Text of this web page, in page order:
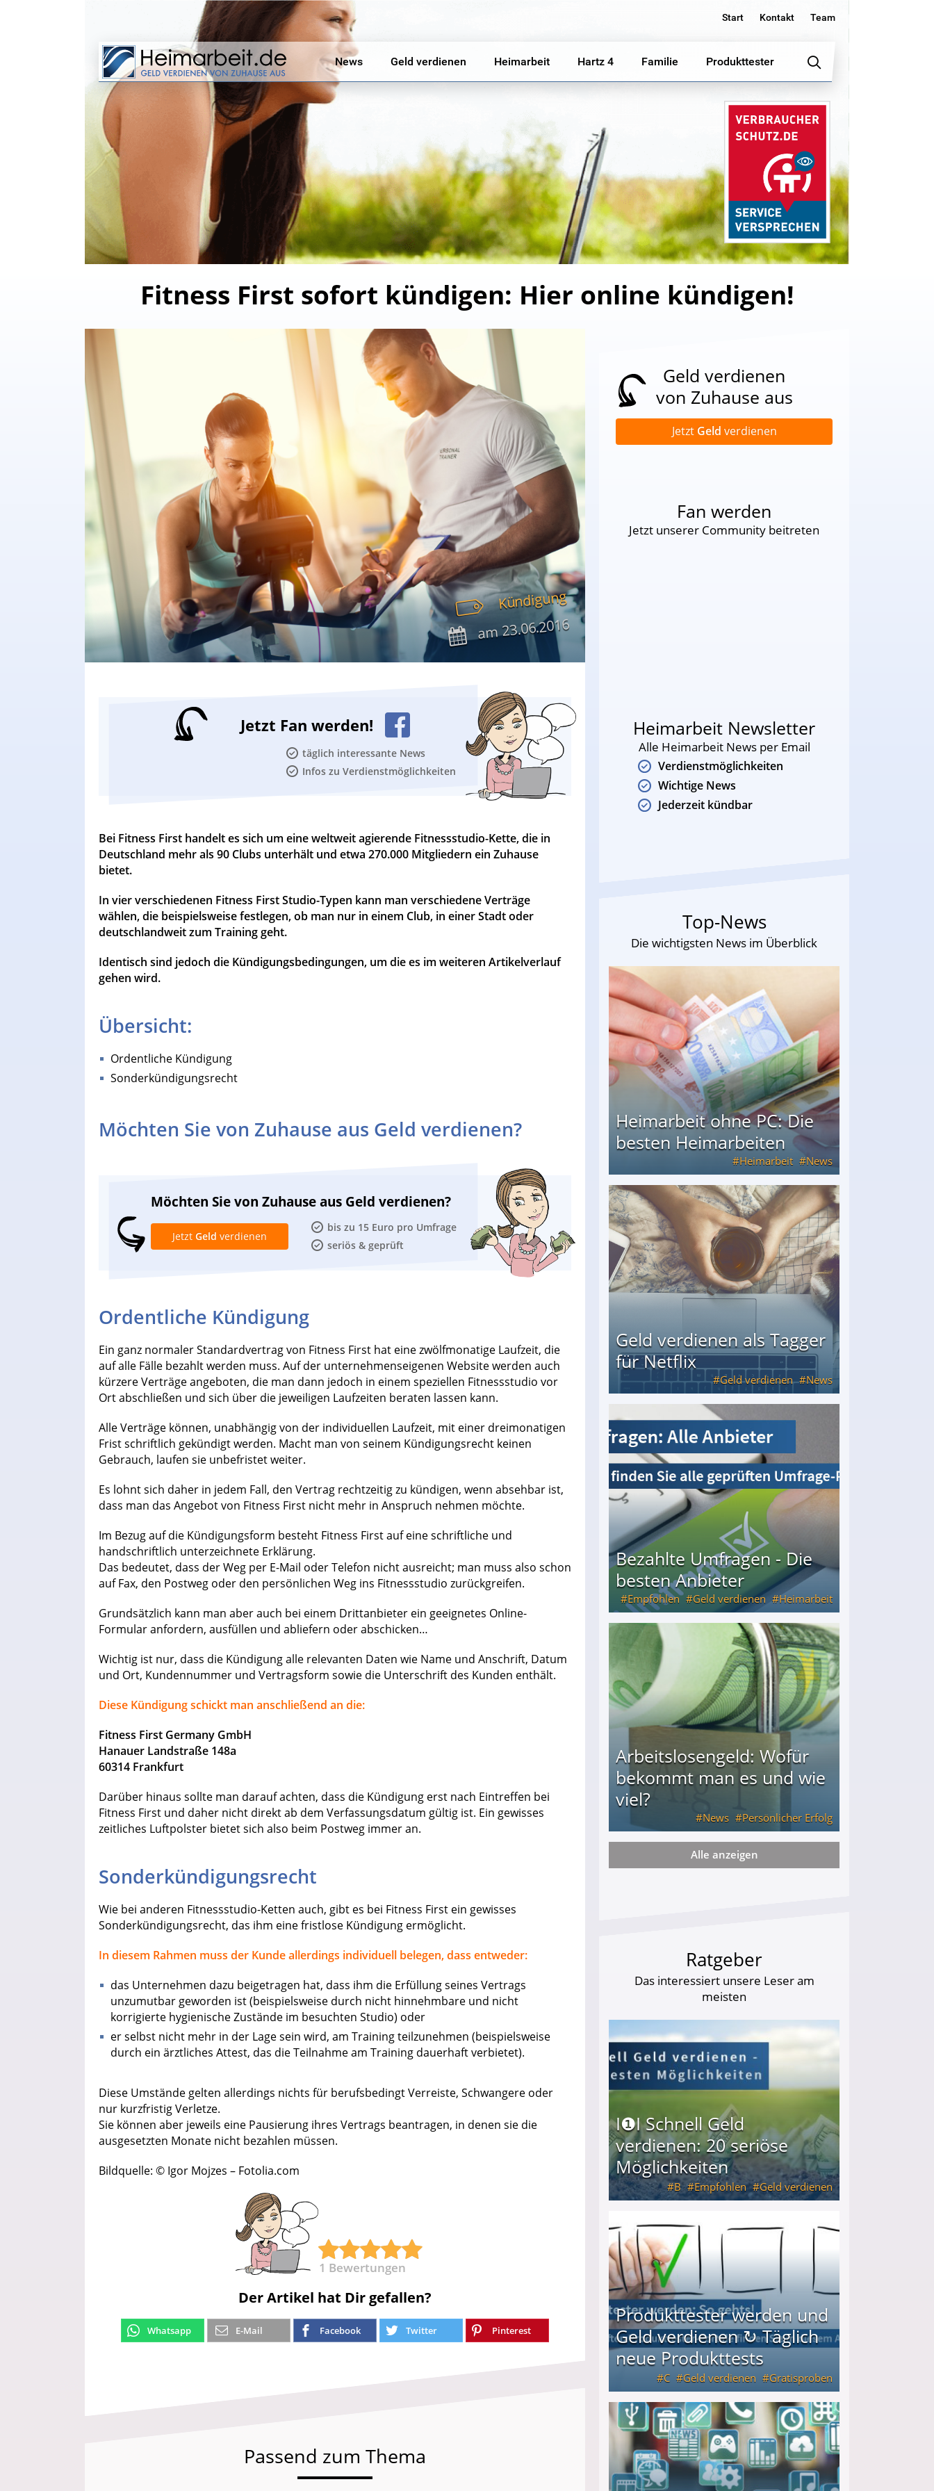
Start Kontakt Team
News Geld verdienen Heimarbeit Hartz 4 Familie Produkttester
Fitness First sofort kündigen: Hier online kündigen!
Kündigung
am23.06.2016
Jetzt Fan werden!
täglich interessante News
Infos zu Verdienstmöglichkeiten
Bei Fitness First handelt es sich um eine weltweit agierende Fitnessstudio-Kette, die in
Deutschland mehr als 90 Clubs unterhält und etwa 270.000 Mitgliedern ein Zuhause
bietet.
In vier verschiedenen Fitness First Studio-Typen kann man verschiedene Verträge
wählen, die beispielsweise festlegen, ob man nur in einem Club, in einer Stadt oder
deutschlandweit zum Training geht.
Identisch sind jedoch die Kündigungsbedingungen, um die es im weiteren Artikelverlauf
gehen wird.
Übersicht:
Ordentliche Kündigung
Sonderkündigungsrecht
Möchten Sie von Zuhause aus Geld verdienen?
Möchten Sie von Zuhause aus Geld verdienen?
bis zu 15 Euro pro Umfrage
seriös & geprüft
Jetzt Geld verdienen
Ordentliche Kündigung
Ein ganz normaler Standardvertrag von Fitness First hat eine zwölfmonatige Laufzeit, die
auf alle Fälle bezahlt werden muss. Auf der unternehmenseigenen Website werden auch
kürzere Verträge angeboten, die man dann jedoch in einem speziellen Fitnessstudio vor
Ort abschließen und sich über die jeweiligen Laufzeiten beraten lassen kann.
Alle Verträge können, unabhängig von der individuellen Laufzeit, mit einer dreimonatigen
Frist schriftlich gekündigt werden. Macht man von seinem Kündigungsrecht keinen
Gebrauch, laufen sie unbefristet weiter.
Es lohnt sich daher in jedem Fall, den Vertrag rechtzeitig zu kündigen, wenn absehbar ist,
dass man das Angebot von Fitness First nicht mehr in Anspruch nehmen möchte.
Im Bezug auf die Kündigungsform besteht Fitness First auf eine schriftliche und
handschriftlich unterzeichnete Erklärung.
Das bedeutet, dass der Weg per E-Mail oder Telefon nicht ausreicht; man muss also schon
auf Fax, den Postweg oder den persönlichen Weg ins Fitnessstudio zurückgreifen.
Grundsätzlich kann man aber auch bei einem Drittanbieter ein geeignetes Online-
Formular anfordern, ausfüllen und abliefern oder abschicken…
Wichtig ist nur, dass die Kündigung alle relevanten Daten wie Name und Anschrift, Datum
und Ort, Kundennummer und Vertragsform sowie die Unterschrift des Kunden enthält.
Diese Kündigung schickt man anschließend an die:
Fitness First Germany GmbH
Hanauer Landstraße 148a
60314 Frankfurt
Darüber hinaus sollte man darauf achten, dass die Kündigung erst nach Eintreffen bei
Fitness First und daher nicht direkt ab dem Verfassungsdatum gültig ist. Ein gewisses
zeitliches Luftpolster bietet sich also beim Postweg immer an.
Sonderkündigungsrecht
Wie bei anderen Fitnessstudio-Ketten auch, gibt es bei Fitness First ein gewisses
Sonderkündigungsrecht, das ihm eine fristlose Kündigung ermöglicht.
In diesem Rahmen muss der Kunde allerdings individuell belegen, dass entweder:
das Unternehmen dazu beigetragen hat, dass ihm die Erfüllung seines Vertrags
unzumutbar geworden ist (beispielsweise durch nicht hinnehmbare und nicht
korrigierte hygienische Zustände im besuchten Studio) oder
er selbst nicht mehr in der Lage sein wird, am Training teilzunehmen (beispielsweise
durch ein ärztliches Attest, das die Teilnahme am Training dauerhaft verbietet).
Diese Umstände gelten allerdings nichts für berufsbedingt Verreiste, Schwangere oder
nur kurzfristig Verletze.
Sie können aber jeweils eine Pausierung ihres Vertrags beantragen, in denen sie die
ausgesetzten Monate nicht bezahlen müssen.
Bildquelle: © Igor Mojzes – Fotolia.com
1 Bewertungen
Der Artikel hat Dir gefallen?
Whatsapp E-Mail Facebook Twitter Pinterest
Passend zum Thema
Geld verdienen
von Zuhause aus
Jetzt Geld verdienen
Fan werden
Jetzt unserer Community beitreten
Heimarbeit Newsletter
Alle Heimarbeit News per Email
Verdienstmöglichkeiten
Wichtige News
Jederzeit kündbar
Top-News
Die wichtigsten News im Überblick
Heimarbeit ohne PC: Die
besten Heimarbeiten
Heimarbeit News
Heimarbeit ohne PC: Die besten Heimarbeiten
Geld verdienen als Tagger
für Netflix
Geld verdienen News
Geld verdienen als Tagger für Netflix
Bezahlte Umfragen - Die
besten Anbieter
Empfohlen Geld verdienen Heimarbeit
Arbeitslosengeld: Wofür
bekommt man es und wie
viel?
News Persönlicher Erfolg
Arbeitslosengeld: Wofür bekommt man es und wie viel?
Alle anzeigen
Ratgeber
Das interessiert unsere Leser am
meisten
I❶I Schnell Geld
verdienen: 20 seriöse
Möglichkeiten
B Empfohlen Geld verdienen
Produkttester werden und
Geld verdienen ↻ Täglich
neue Produkttests
C Geld verdienen Gratisproben
Produkttester werden und Geld verdienen ↻ Täglich neue Produkttests